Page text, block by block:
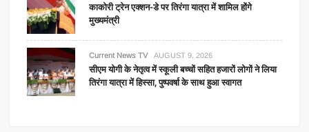
काकोरी ट्रेन एक्शन-डे पर तिरंगा यात्रा में शामिल होंगे
मुख्यमंत्री
Current News TV AUGUST 9, 2026
सीएम योगी के नेतृत्व में स्कूली बच्चों सहित हजारों लोगों ने लिया
तिरंगा यात्रा में हिस्सा, पुष्पवर्षा के साथ हुआ स्वागत